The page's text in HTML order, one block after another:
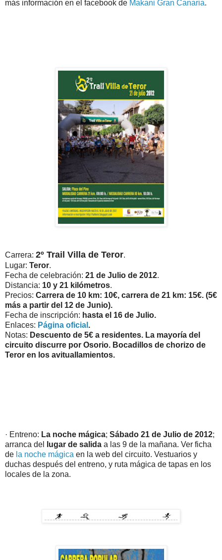
más información en el facebook de Makani Gran Canaria.
Carrera: 2º Trail Villa de Teror.
Lugar: Teror.
Fecha de celebración: 21 de Julio de 2012.
Distancia: 10 y 21 kilómetros.
Precios: Carrera de 10 km: 10€, carrera de 21 km: 15€. (5€
más a partir del 12 de Junio).
Fecha de inscripción: hasta el 16 de Julio.
Enlaces: Página oficial .
Notas: Descuento de 5€ a residentes. La mayoría del
circuito discurre por Osorio. Bocadillos de chorizo de
Teror en los avituallamientos.
· Entreno: La noche mágica; Sábado 21 de Julio de 2012;
arranca del
lugar de salida a las 9 de la mañana. Ver ficha
de la noche mágica en la web del circuito. Vestuarios y
duchas después del entreno, y ruta mágica de tapas en los
locales de la zona.